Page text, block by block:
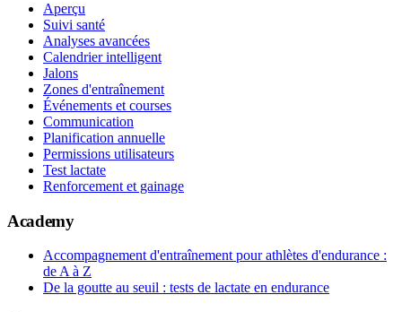
Aperçu
Suivi santé
Analyses avancées
Calendrier intelligent
Jalons
Zones d'entraînement
Événements et courses
Communication
Planification annuelle
Permissions utilisateurs
Test lactate
Renforcement et gainage
Academy
Accompagnement d'entraînement pour athlètes d'endurance :
de A à Z
De la goutte au seuil : tests de lactate en endurance